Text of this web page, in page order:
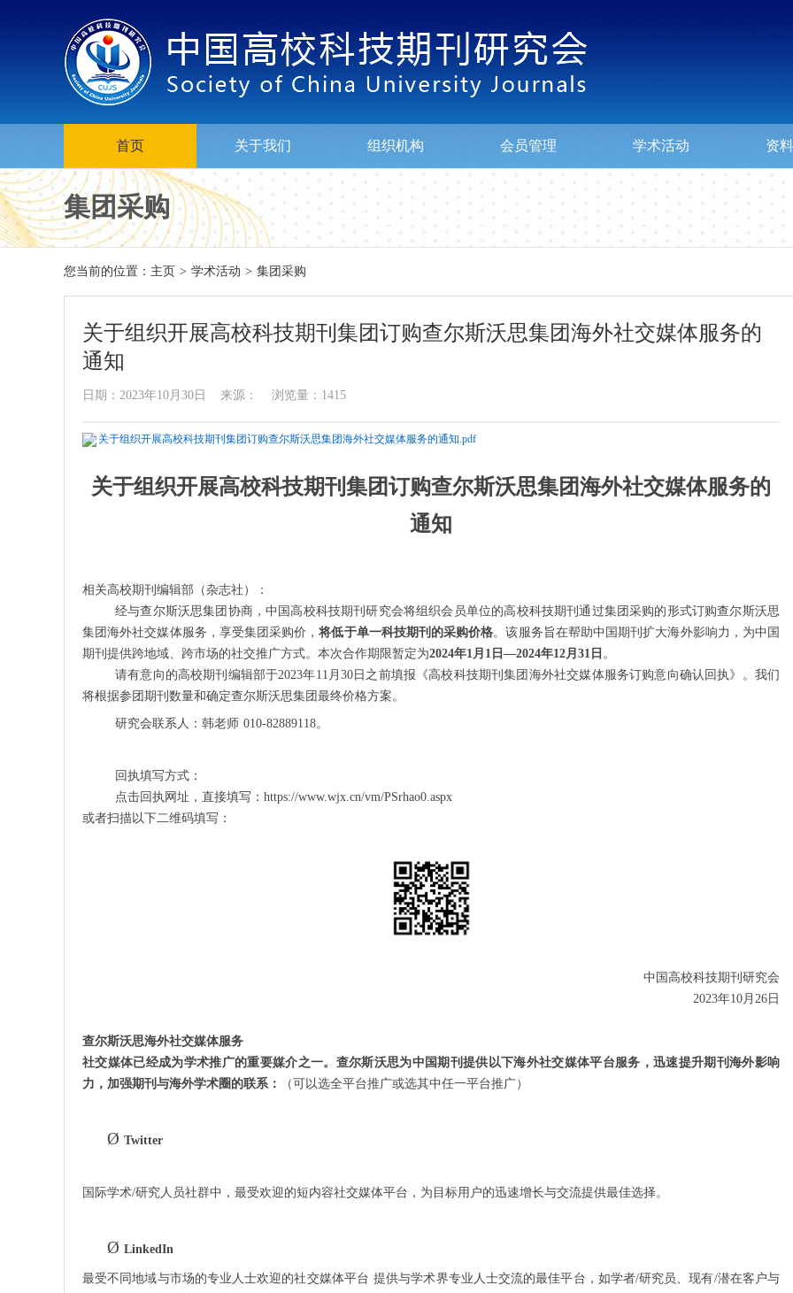
首页 关于我们 组织机构 会员管理 学术活动 资
集团采购
您当前的位置： 主页 > 学术活动 > 集团采购
关于组织开展高校科技期刊集团订购查尔斯沃思集团海外社交媒体服务的
通知
日期：2023年10月30日 来源： 浏览量：1415
关于组织开展高校科技期刊集团订购查尔斯沃思集团海外社交媒体服务的通知.pdf
关于组织开展高校科技期刊集团订购查尔斯沃思集团海外社交媒体服务的
通知
相关高校期刊编辑部（杂志社）：
经与查尔斯沃思集团协商，中国高校科技期刊研究会将组织会员单位的高校科技期刊通过集团采购的形式订购查尔斯沃思
集团海外社交媒体服务，享受集团采购价，将低于单一科技期刊的采购价格。该服务旨在帮助中国期刊扩大海外影响力，为中国
期刊提供跨地域、跨市场的社交推广方式。本次合作期限暂定为2024年1月1日—2024年12月31日 。
请有意向的高校期刊编辑部于2023年11月30日之前填报 《高校科技期刊集团海外社交媒体服务订购意向确认回执》
。我们
将根据参团期刊数量和确定查尔斯沃思集团最终价格方案。
研究会联系人：韩老师 010-82889118。
回执填写方式：
点击回执网址，直接填写： https://www.wjx.cn/vm/PSrhao0.aspx
或者扫描以下二维码填写：
中国高校科技期刊研究会
2023年10月26日
查尔斯沃思海外社交媒体服务
社交媒体已经成为学术推广的重要媒介之一。查尔斯沃思为中国期刊提供以下海外社交媒体平台服务，迅速提升期刊海外影响
力，加强期刊与海外学术圈的联系：
（可以选全平台推广或选其中任一平台推广）
Ø Twitter
国际学术/研究人员社群中，最受欢迎的短内容社交媒体平台，为目标用户的迅速增长与交流提供最佳选择。
Ø LinkedIn
最受不同地域与市场的专业人士欢迎的社交媒体平台 提供与学术界专业人士交流的最佳平台，如学者/研究员、现有/潜在客户与